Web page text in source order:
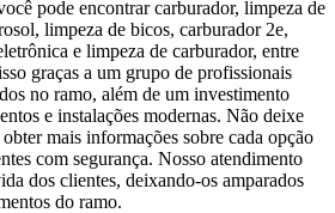
pode encontrar carburador, limpeza de
limpeza de bicos, carburador 2e,
e limpeza de carburador, entre
graças a um grupo de profissionais
no ramo, além de um investimento
e instalações modernas. Não deixe
mais informações sobre cada opção
com segurança. Nosso atendimento
dos clientes, deixando-os amparados
do ramo.